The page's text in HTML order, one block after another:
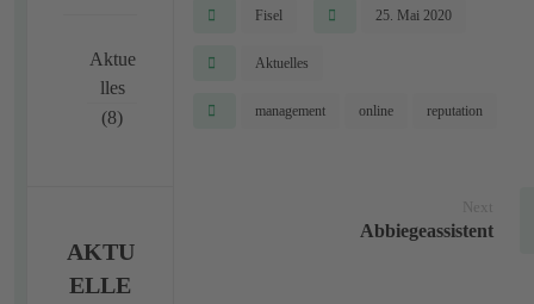
Fisel 25. Mai 2020
Aktuelles
management online reputation
Abbiegeassistent
Aktue
lles
(8)
AKTU
ELLE